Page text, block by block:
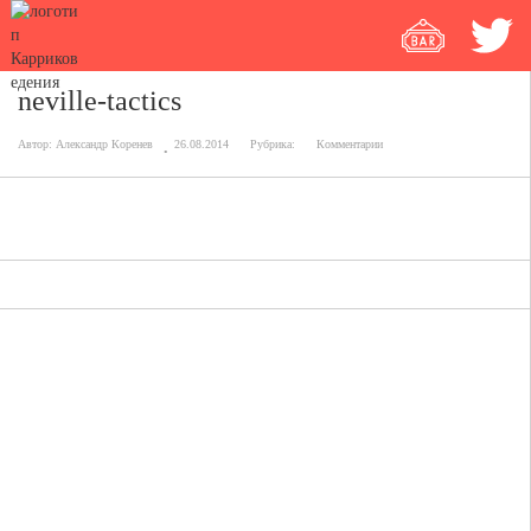
neville-tactics
Автор: Александр Коренев 26.08.2014 Рубрика: Комментарии